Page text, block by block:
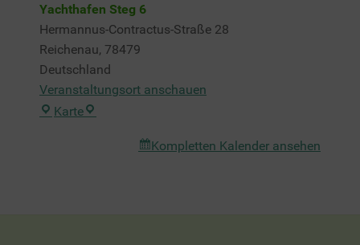
Yachthafen Steg 6
Hermannus-Contractus-Straße 28
Reichenau, 78479
Deutschland
Veranstaltungsort anschauen
KarteYachthafen
Kompletten Kalender ansehen